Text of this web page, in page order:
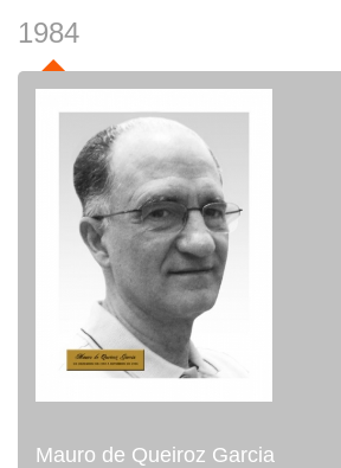
1984
Mauro de Queiroz Garcia